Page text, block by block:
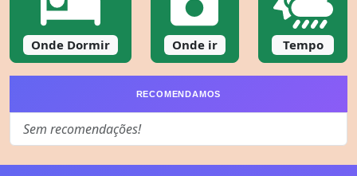
Onde Dormir Onde ir Tempo
RECOMENDAMOS
Sem recomendações!